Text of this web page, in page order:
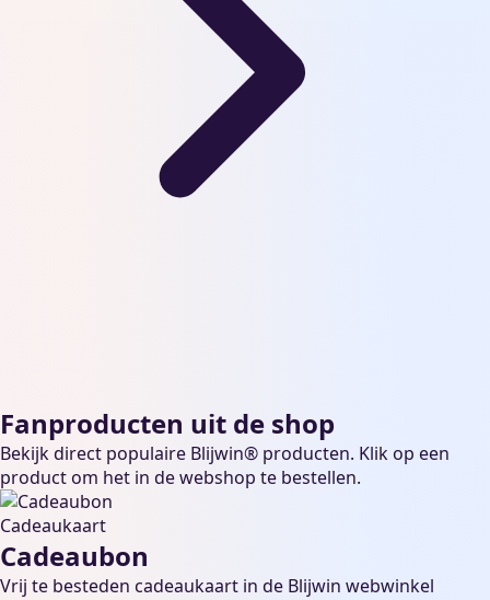
Fanproducten uit de shop
Bekijk direct populaire Blijwin® producten. Klik op een
product om het in de webshop te bestellen.
Cadeaukaart
Cadeaubon
Vrij te besteden cadeaukaart in de Blijwin webwinkel